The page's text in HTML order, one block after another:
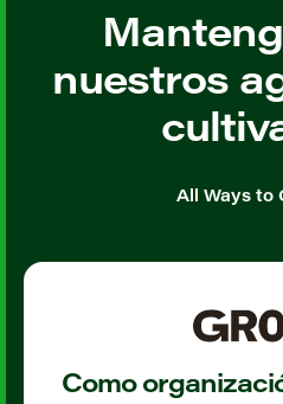
nuestros
All Ways to
Como